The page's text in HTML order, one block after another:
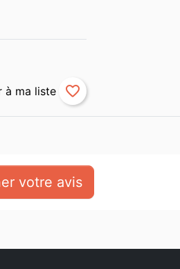
favorite_border
votre avis